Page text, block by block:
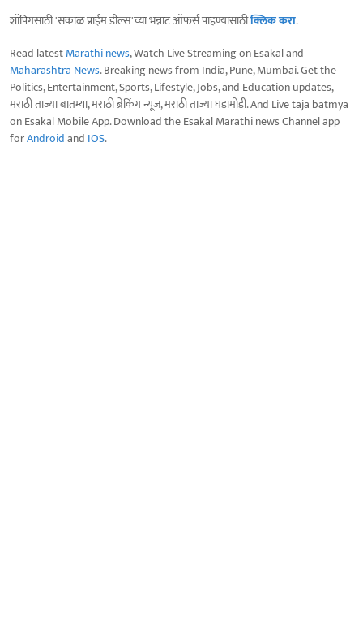
शॉपिंगसाठी 'सकाळ प्राईम डील्स'च्या भन्नाट ऑफर्स पाहण्यासाठीक्लिक करा.
Read latestMarathi news, Watch Live Streaming on Esakal and
Maharashtra News. Breaking news from India, Pune, Mumbai. Get the
Politics, Entertainment, Sports, Lifestyle, Jobs, and Education updates,
मराठी ताज्या बातम्या, मराठी ब्रेकिंग न्यूज, मराठी ताज्या घडामोडी. And Live taja batmya
on Esakal Mobile App. Download the Esakal Marathi news Channel app
forAndroidand IOS.